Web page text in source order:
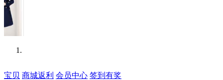
宝贝 商城返利 会员中心 签到有奖